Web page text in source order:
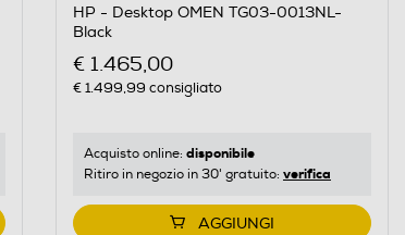
HP - Desktop OMEN TG03-0013NL-
Black
€ 1.465,00
€ 1.499,99 consigliato
Acquisto online: disponibile
Ritiro in negozio in 30' gratuito: verifica
AGGIUNGI